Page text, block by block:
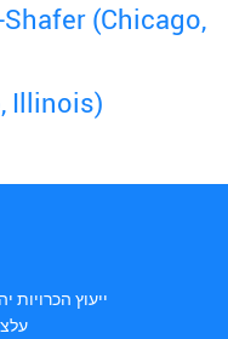
(Chicago,
Illinois)
ייעוץ הכרויות